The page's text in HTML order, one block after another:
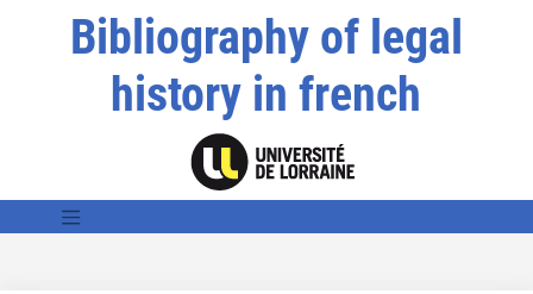
Bibliography of legal
history in french